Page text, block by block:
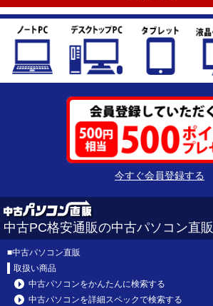
今すぐ会員登録する
中古PC格安通販の中古パソコン直販
■中古パソコン直販
取扱い商品
中古パソコンをかんたんに検索する
中古パソコンを詳細スペックで検索する